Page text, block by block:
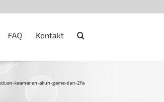
FAQ Kontakt
keamanan-akun-game-dan-2fa